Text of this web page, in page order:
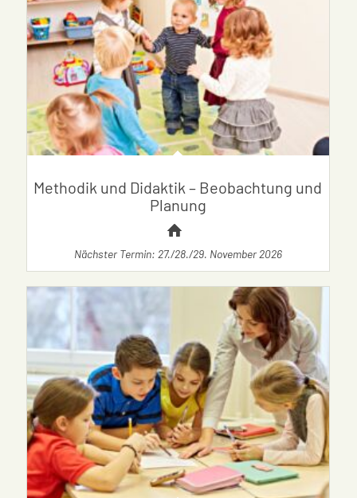
Methodik und Didaktik – Beobachtung und
Planung
Nächster Termin: 27./28./29. November 2026